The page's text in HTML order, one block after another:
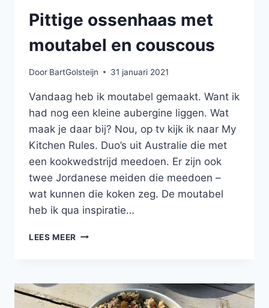
Pittige ossenhaas met
moutabel en couscous
Door BartGolsteijn 31 januari 2021
Vandaag heb ik moutabel gemaakt. Want ik
had nog een kleine aubergine liggen. Wat
maak je daar bij? Nou, op tv kijk ik naar My
Kitchen Rules. Duo’s uit Australie die met
een kookwedstrijd meedoen. Er zijn ook
twee Jordanese meiden die meedoen –
wat kunnen die koken zeg. De moutabel
heb ik qua inspiratie…
LEES MEER PITTIGE
EN
COUSCOUS